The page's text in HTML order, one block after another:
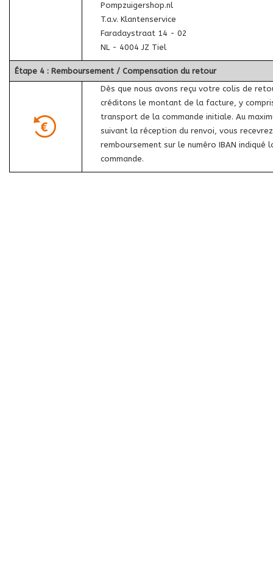
Pompzuigershop.nl
T.a.v. Klantenservice
Faradaystraat 14 - 02
NL - 4004 JZ Tiel
Étape 4 : Remboursement / Compensation du retour
Dès que nous avons reçu votre colis de
créditons le montant de la facture, y
transport de la commande initiale. Au
suivant la réception du renvoi, vous
remboursement sur le numéro IBAN indiqué
commande.